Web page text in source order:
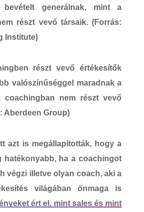
generálnak, mint a
részt vevő társaik. (Forrás:
Institute)
részt vevő értékesítők
valószínűséggel maradnak a
coachingban nem részt vevő
Aberdeen Group)
azt is megállapították, hogy a
hatékonyabb, ha a coachingot
végzi illetve olyan coach, aki a
világában önmaga is
ért el, mint sales és mint